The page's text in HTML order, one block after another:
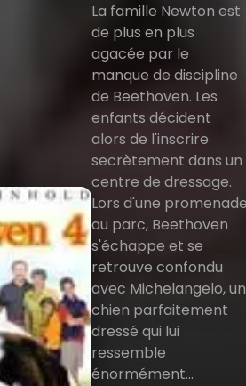
La famille Newton est
de plus en plus
agacée par le
manque de discipline
de Beethoven. Les
enfants décident
alors de l'inscrire
secrètement dans un
centre de dressage.
Lors d'une
au parc, Beethoven
s'échappe et se
retrouve confondu
avec Michelangelo, un
chien parfaitement
dressé qui lui
ressemble
énormément...